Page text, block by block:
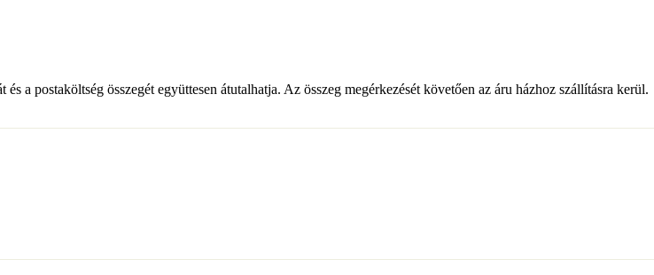
a postaköltség összegét együttesen átutalhatja. Az összeg megérkezését követően az áru házhoz szállításra kerül.